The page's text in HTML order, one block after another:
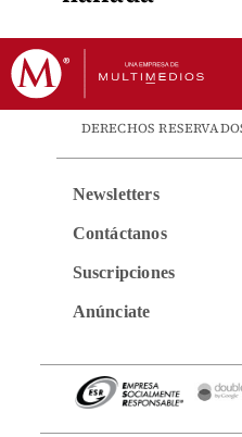
DERECHOS
Newsletters
Contáctanos
Suscripciones
Anúnciate